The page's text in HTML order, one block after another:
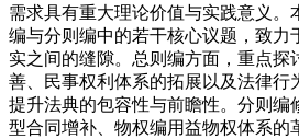
需求具有重大理论价值与实践意义。
编与分则编中的若干核心议题，致力
实之间的缝隙。总则编方面，重点探
善、民事权利体系的拓展以及法律行
提升法典的包容性与前瞻性。分则编
型合同增补、物权编用益物权体系的